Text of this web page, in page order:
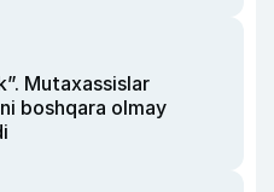
Mutaxassislar
boshqara olmay